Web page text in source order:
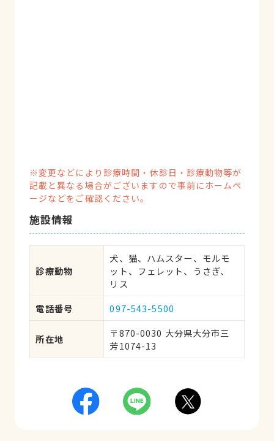
※変更などにより診療時間・休診日・診療動物等が
記載と異なる場合がございますので事前にホームペ
ージなどをご確認ください。
施設情報
診療動物
犬、猫、ハムスター、モルモ
ット、フェレット、うさぎ、
リス
電話番号
097-543-5500
所在地
〒870-0030 大分県大分市三
芳1074-13